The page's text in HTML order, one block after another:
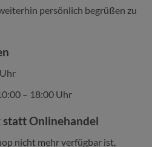
persönlich begrüßen zu
– 18:00 Uhr
statt Onlinehandel
nicht mehr verfügbar ist,